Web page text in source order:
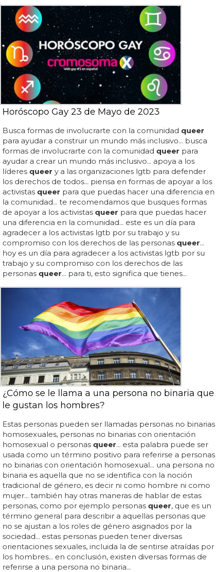
Horóscopo Gay 23 de Mayo de 2023
Busca formas de involucrarte con la comunidad queer
para ayudar a construir un mundo más inclusivo... busca
formas de involucrarte con la comunidad queer para
ayudar a crear un mundo más inclusivo... apoya a los
líderes queer y a las organizaciones lgtb para defender
los derechos de todos... piensa en formas de apoyar a los
activistas queer para que puedas hacer una diferencia en
la comunidad... te recomendamos que busques formas
de apoyar a los activistas queer para que puedas hacer
una diferencia en la comunidad... este es un día para
agradecer a los activistas lgtb por su trabajo y su
compromiso con los derechos de las personas queer...
hoy es un día para agradecer a los activistas lgtb por su
trabajo y su compromiso con los derechos de las
personas queer... para ti, esto significa que tienes...
¿Cómo se le llama a una persona no binaria que
le gustan los hombres?
Estas personas pueden ser llamadas personas no binarias
homosexuales, personas no binarias con orientación
homosexual o personas queer... esta palabra puede ser
usada como un término positivo para referirse a personas
no binarias con orientación homosexual... una persona no
binaria es aquella que no se identifica con la noción
tradicional de género, es decir ni como hombre ni como
mujer... también hay otras maneras de hablar de estas
personas, como por ejemplo personas queer, que es un
término general para describir a aquellas personas que
no se ajustan a los roles de género asignados por la
sociedad... estas personas pueden tener diversas
orientaciones sexuales, incluida la de sentirse atraídas por
los hombres... en conclusión, existen diversas formas de
referirse a una persona no binaria...